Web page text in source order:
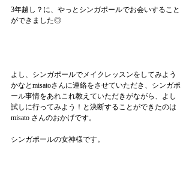
3年越し？に、やっとシンガポールでお会いすること
ができました◎
よし、シンガポールでメイクレッスンをしてみよう
かなとmisatoさんに連絡をさせていただき、シンガポ
ール事情をあれこれ教えていただきがながら、よし
試しに行ってみよう！と決断することができたのは
misato さんのおかげです。
シンガポールの女神様です。